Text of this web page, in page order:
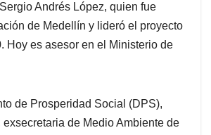
Andrés López, quien fue
de Medellín y lideró el proyecto
Hoy es asesor en el Ministerio de
de Prosperidad Social (DPS),
de Medio Ambiente de